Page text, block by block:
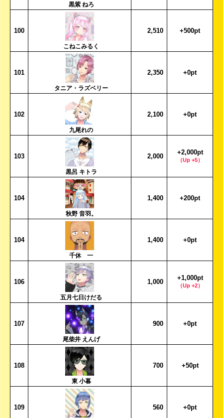
黒紫 ねろ
100
こねこみるく
2,510 +500pt
101
タニア・ラズベリー
2,350 +0pt
102
九尾れの
2,100 +0pt
103
黒呂 キトラ
2,000
+2,000pt
（Up +5）
104
秋野 音羽。
1,400 +200pt
104
千休 一
1,400 +0pt
106
五月七日けだる
1,000
+1,000pt
（Up +2）
107
尾柴井 えんげ
900 +0pt
108
東 小暮
700 +50pt
109 560 +0pt